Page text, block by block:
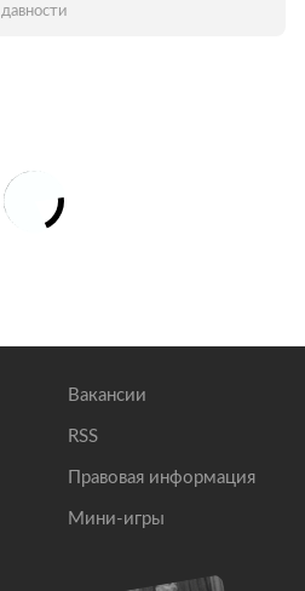
давности
Вакансии
RSS
Правовая информация
Мини-игры